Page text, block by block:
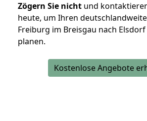
Zögern Sie nicht und
heute, um Ihren
Freiburg im Breisgau nach
planen.
Kostenlose Angebote